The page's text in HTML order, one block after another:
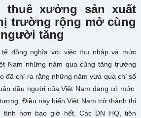
thuê xưởng sản xuất
trường rộng mở cùng
tăng
đồng nghĩa với việc thu nhập và mức
Nam những năm qua cũng tăng trưởng
đã chỉ ra rằng những năm vừa qua chỉ số
đầu người của Việt Nam đang có mức
Điều này biến Việt Nam trở thành thị
hơn bao giờ hết. Các DN HQ, tiên